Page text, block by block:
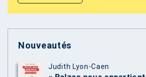
Nouveautés
Judith Lyon-Caen